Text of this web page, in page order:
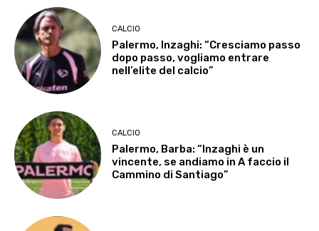
CALCIO
Palermo, Inzaghi: “Cresciamo passo
dopo passo, vogliamo entrare
nell’elite del calcio”
CALCIO
Palermo, Barba: “Inzaghi è un
vincente, se andiamo in A faccio il
Cammino di Santiago”